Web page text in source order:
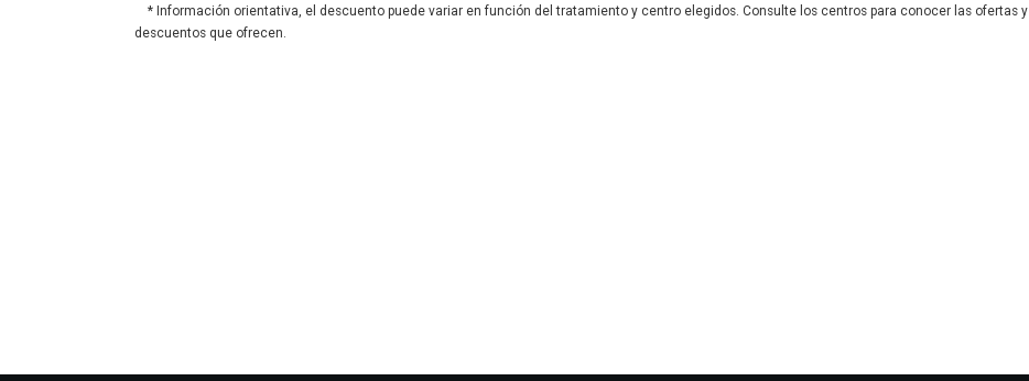
* Información orientativa, el descuento puede variar en función del tratamiento y centro elegidos. Consulte los centros para conocer las ofertas y
descuentos que ofrecen.